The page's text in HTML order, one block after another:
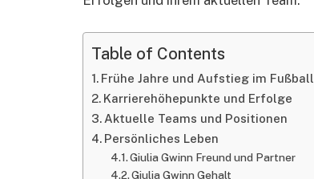
Table of Contents
Frühe Jahre und Aufstieg im Fußball
Karrierehöhepunkte und Erfolge
Aktuelle Teams und Positionen
Persönliches Leben
Giulia Gwinn Freund und Partner
Giulia Gwinn Gehalt